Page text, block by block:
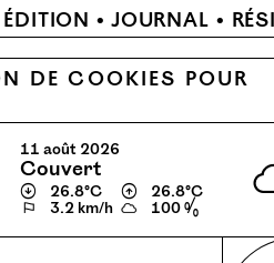
ÉDITION JOURNAL
DE COOKIES POUR
11 août 2026
couvert
↓ 26.8℃ ↑
26.8℃
⚐
3.2 km/h 100 %